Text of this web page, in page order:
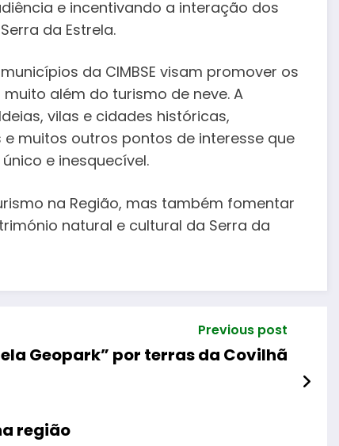
e incentivando a interação dos
da Estrela.
da CIMBSE visam promover os
além do turismo de neve. A
vilas e cidades históricas,
muitos outros pontos de interesse que
e inesquecível.
na Região, mas também fomentar
natural e cultural da Serra da
Previous post
Geopark” por terras da Covilhã
região